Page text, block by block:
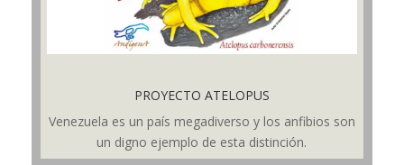
PROYECTO ATELOPUS
Venezuela es un país megadiverso y los anfibios son
un digno ejemplo de esta distinción.